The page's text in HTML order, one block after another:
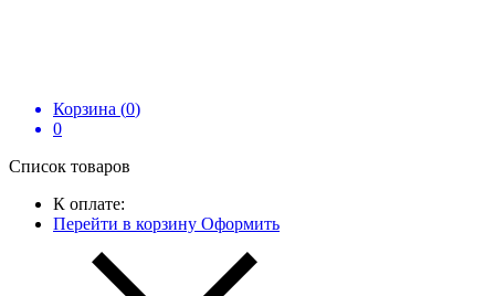
Корзина (0)
0
Список товаров
К оплате:
Перейти в корзину Оформить